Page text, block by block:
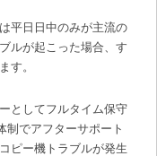
平日日中のみが主流の
ルが起こった場合、す
す。
としてフルタイム保守
制でアフターサポート
ピー機トラブルが発生